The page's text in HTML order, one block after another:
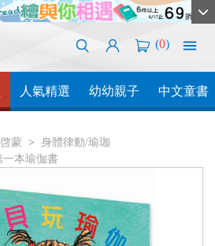
(0)
人氣精選 幼幼親子 中文童書
蒙
身體律動/瑜珈
一本瑜伽書